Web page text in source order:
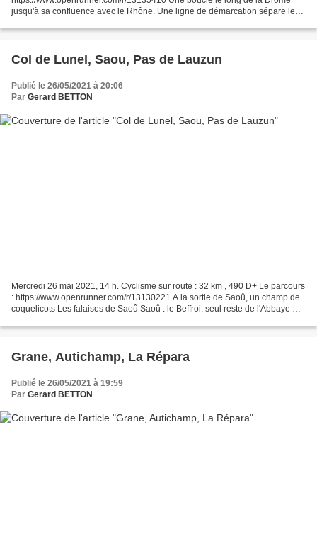
jusqu'à sa confluence avec le Rhône. Une ligne de démarcation sépare les
Col de Lunel, Saou, Pas de Lauzun
Publié le 26/05/2021 à 20:06
Par Gerard BETTON
Mercredi 26 mai 2021, 14 h. Cyclisme sur route : 32 km , 490 D+ Le parcours
: https://www.openrunner.com/r/13130221 A la sortie de Saoû, un champ de
coquelicots Les falaises de Saoû Saoû : le Beffroi, seul reste de l'Abbaye St
Grane, Autichamp, La Répara
Publié le 26/05/2021 à 19:59
Par Gerard BETTON